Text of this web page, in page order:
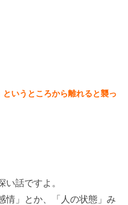
いうところから離れると襲っ
い話ですよ。
情」とか、「人の状態」み